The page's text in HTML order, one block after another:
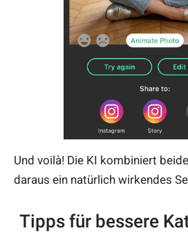
Und voilà! Die KI kombiniert
daraus ein natürlich wirkendes
Tipps für bessere